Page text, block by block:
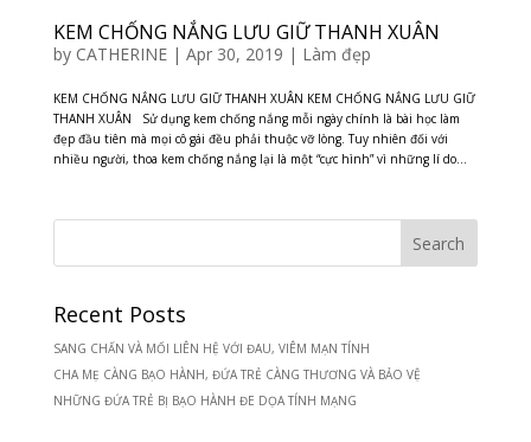
KEM CHỐNG NẮNG LƯU GIỮ THANH XUÂN
by CATHERINE| Apr 30, 2019 | Làm đẹp
KEM CHỐNG NẮNG LƯU GIỮ THANH XUÂN KEM CHỐNG NẮNG LƯU GIỮ
THANH XUÂN Sử dụng kem chống nắng mỗi ngày chính là bài học làm
đẹp đầu tiên mà mọi cô gái đều phải thuộc vỡ lòng. Tuy nhiên đối với
nhiều người, thoa kem chống nắng lại là một “cực hình” vì những lí do...
Recent Posts
SANG CHẤN VÀ MỐI LIÊN HỆ VỚI ĐAU, VIÊM MẠN TÍNH
CHA MẸ CÀNG BẠO HÀNH, ĐỨA TRẺ CÀNG THƯƠNG VÀ BẢO VỆ
NHỮNG ĐỨA TRẺ BỊ BẠO HÀNH ĐE DỌA TÍNH MẠNG